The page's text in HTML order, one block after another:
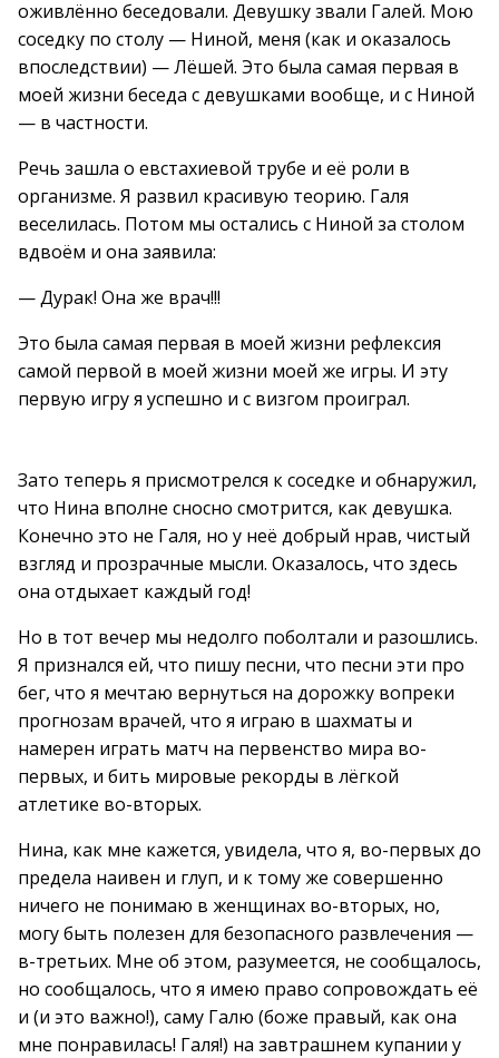
оживлённо беседовали. Девушку звали Галей. Мою
соседку по столу — Ниной, меня (как и оказалось
впоследствии) — Лёшей. Это была самая первая в
моей жизни беседа с девушками вообще, и с Ниной
— в частности.
Речь зашла о евстахиевой трубе и её роли в
организме. Я развил красивую теорию. Галя
веселилась. Потом мы остались с Ниной за столом
вдвоём и она заявила:
— Дурак! Она же врач!!!
Это была самая первая в моей жизни рефлексия
самой первой в моей жизни моей же игры. И эту
первую игру я успешно и с визгом проиграл.
Зато теперь я присмотрелся к соседке и обнаружил,
что Нина вполне сносно смотрится, как девушка.
Конечно это не Галя, но у неё добрый нрав, чистый
взгляд и прозрачные мысли. Оказалось, что здесь
она отдыхает каждый год!
Но в тот вечер мы недолго поболтали и разошлись.
Я признался ей, что пишу песни, что песни эти про
бег, что я мечтаю вернуться на дорожку вопреки
прогнозам врачей, что я играю в шахматы и
намерен играть матч на первенство мира во-
первых, и бить мировые рекорды в лёгкой
атлетике во-вторых.
Нина, как мне кажется, увидела, что я, во-первых до
предела наивен и глуп, и к тому же совершенно
ничего не понимаю в женщинах во-вторых, но,
могу быть полезен для безопасного развлечения —
в-третьих. Мне об этом, разумеется, не сообщалось,
но сообщалось, что я имею право сопровождать её
и (и это важно!), саму Галю (боже правый, как она
мне понравилась! Галя!) на завтрашнем купании у